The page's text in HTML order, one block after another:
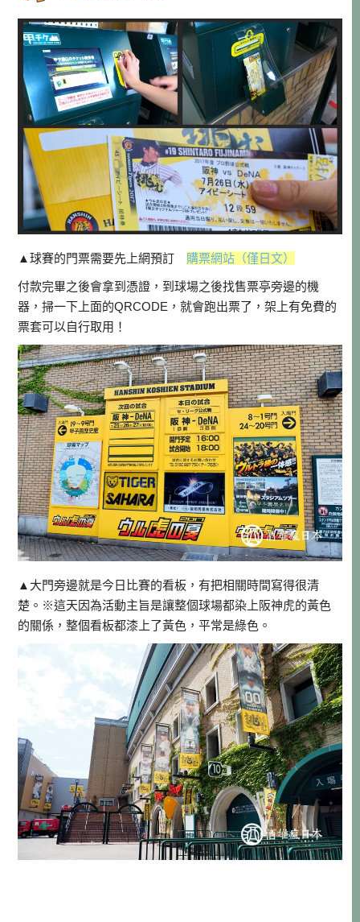
▲球賽的門票需要先上網預訂 購票網站（僅日文）
付款完畢之後會拿到憑證，到球場之後找售票亭旁邊的機
器，掃一下上面的QRCODE，就會跑出票了，架上有免費的
票套可以自行取用！
▲大門旁邊就是今日比賽的看板，有把相關時間寫得很清
楚。※這天因為活動主旨是讓整個球場都染上阪神虎的黃色
的關係，整個看板都漆上了黃色，平常是綠色。